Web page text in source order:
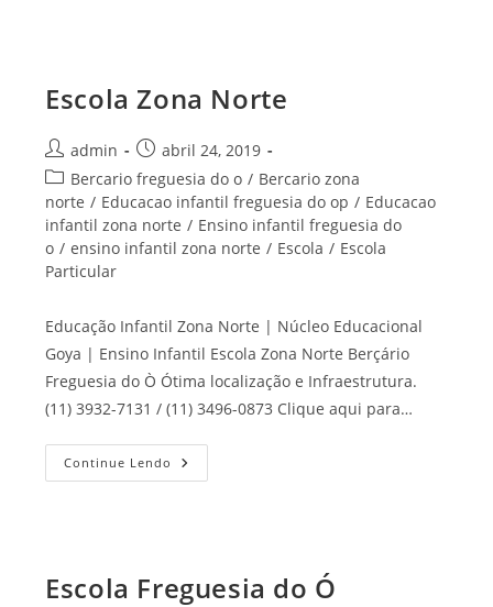
Escola Zona Norte
Autor
do
post:
admin
Post
publicado:
abril 24, 2019
Categoria
do
post:
Bercario freguesia do o / Bercario zona
norte / Educacao infantil freguesia do op / Educacao
infantil zona norte / Ensino infantil freguesia do
o / ensino infantil zona norte / Escola / Escola
Particular
Educação Infantil Zona Norte | Núcleo Educacional
Goya | Ensino Infantil Escola Zona Norte Berçário
Freguesia do Ò Ótima localização e Infraestrutura.
(11) 3932-7131 / (11) 3496-0873 Clique aqui para…
Continue Lendo Escola
Zona
Escola Freguesia do Ó